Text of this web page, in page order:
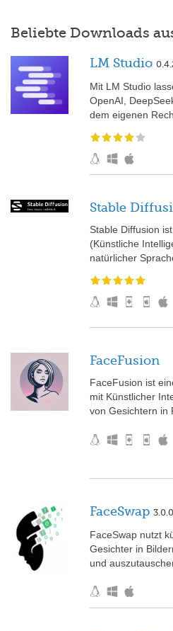
Beliebte Downloads
LM Studio
Mit LM Studio
OpenAI,
dem eigenen
Stable
Stable Diffusion
(Künstliche
natürlicher
FaceFusion
FaceFusion ist
mit Künstlicher
von Gesichtern in
FaceSwap 3.0.0
FaceSwap nutzt
Gesichter in
und